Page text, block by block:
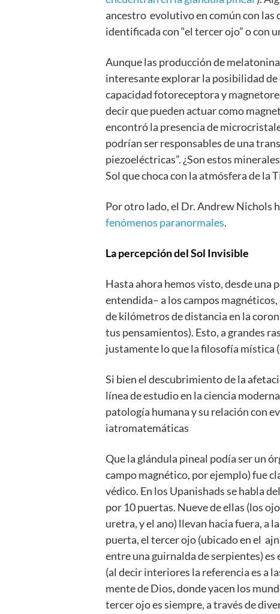
ancestro evolutivo en común con las
identificada con “el tercer ojo” o con
Aunque las producción de
interesante explorar la posibilidad de
capacidad fotoreceptora y
decir que pueden actuar como
encontró la presencia de
podrían ser responsables de una
piezoeléctricas”. ¿Son estos
Sol que choca con la atmósfera de la
Por otro lado, el Dr. Andrew Nichols
fenómenos paranormales.
La percepción del Sol Invisible
Hasta ahora hemos visto, desde una
entendida– a los campos
de kilómetros de distancia en la
tus pensamientos). Esto, a grandes
justamente lo que la filosofía mística
Si bien el descubrimiento de la
línea de estudio en la ciencia
patología humana y su relación con
iatromatemáticas
Que la glándula pineal podía ser un
campo magnético, por ejemplo) fue
védico. En los Upanishads se habla
por 10 puertas. Nueve de ellas (los
uretra, y el ano) llevan hacia fuera, a
puerta, el tercer ojo (ubicado en el
entre una guirnalda de serpientes)
(al decir interiores la referencia es a
mente de Dios, donde yacen los
tercer ojo es siempre, a través de